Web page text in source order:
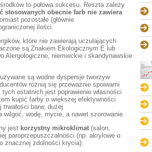
to połowa sukcesu. Reszta zależy
stosowanych obecnie farb nie zawiera
pozostałe (głównie
ilości.
które nie zawierają uczulających
są Znakiem Ekologicznym E lub
Alergologiczne, niemieckie i skandynawskie
są wodne dyspersje tworzyw
różnią się przeważnie spoiwami
ostatnich jest poprawienie własności
kupić farby o większej efektywności
barw, dużej
wodę, mycie, a nawet szorowanie.
jest korzystny mikroklimat(salon,
paroprzepuszczalności (np. akrylowe o
znacznej zdolności krycia).